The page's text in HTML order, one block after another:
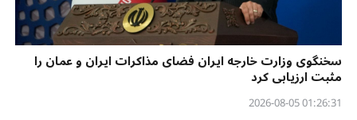
سخنگوی وزارت خارجه ایران فضای مذاکرات ایران و عمان را
مثبت ارزیابی کرد
01:26:31 2026-08-05